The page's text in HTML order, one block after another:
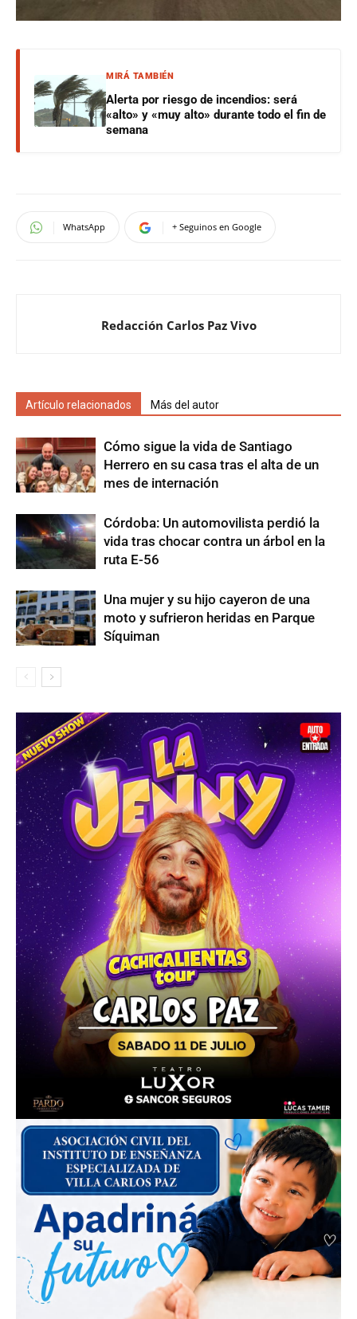
MIRÁ TAMBIÉN
Alerta por riesgo de incendios: será
«alto» y «muy alto» durante todo el fin de
semana
WhatsApp + Seguinos en Google
Redacción Carlos Paz Vivo
Artículo relacionados Más del autor
Cómo sigue la vida de Santiago
Herrero en su casa tras el alta de un
mes de internación
Córdoba: Un automovilista perdió la
vida tras chocar contra un árbol en la
ruta E-56
Una mujer y su hijo cayeron de una
moto y sufrieron heridas en Parque
Síquiman